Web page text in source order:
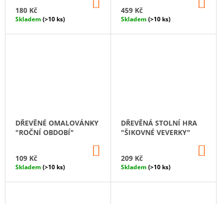
180 Kč KOŠÍKU
Skladem (>10 ks)
459 Kč
Skladem (>10 ks)
DŘEVĚNÉ OMALOVÁNKY
"ROČNÍ OBDOBÍ"
109 Kč KOŠÍKU
Skladem (>10 ks)
DŘEVĚNÁ STOLNÍ HRA
"ŠIKOVNÉ VEVERKY"
209 Kč
Skladem (>10 ks)